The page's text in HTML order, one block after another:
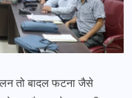
तो बादल फटना जैसे